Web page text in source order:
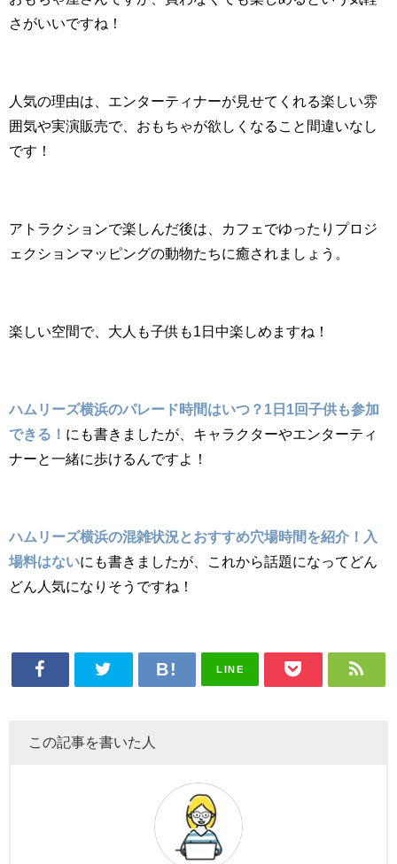
さがいいですね！
人気の理由は、エンターティナーが見せてくれる楽しい雰
囲気や実演販売で、おもちゃが欲しくなること間違いなし
です！
アトラクションで楽しんだ後は、カフェでゆったりプロジ
ェクションマッピングの動物たちに癒されましょう。
楽しい空間で、大人も子供も1日中楽しめますね！
ハムリーズ横浜のパレード時間はいつ？1日1回子供も参加
できる！ にも書きましたが、キャラクターやエンターティ
ナーと一緒に歩けるんですよ！
ハムリーズ横浜の混雑状況とおすすめ穴場時間を紹介！入
場料はないにも書きましたが、これから話題になってどん
どん人気になりそうですね！
LINE
この記事を書いた人